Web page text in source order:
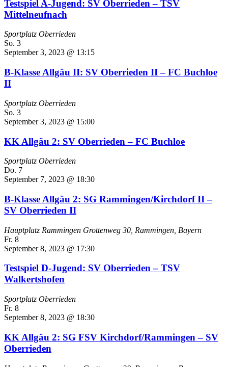
Testspiel A-Jugend: SV Oberrieden – TSV
Mittelneufnach
Sportplatz Oberrieden
So. 3
September 3, 2023 @ 13:15
B-Klasse Allgäu II: SV Oberrieden II – FC Buchloe
II
Sportplatz Oberrieden
So. 3
September 3, 2023 @ 15:00
KK Allgäu 2: SV Oberrieden – FC Buchloe
Sportplatz Oberrieden
Do. 7
September 7, 2023 @ 18:30
B-Klasse Allgäu 2: SG Rammingen/Kirchdorf II –
SV Oberrieden II
Hauptplatz Rammingen Grottenweg 30, Rammingen, Bayern
Fr. 8
September 8, 2023 @ 17:30
Testspiel D-Jugend: SV Oberrieden – TSV
Walkertshofen
Sportplatz Oberrieden
Fr. 8
September 8, 2023 @ 18:30
KK Allgäu 2: SG FSV Kirchdorf/Rammingen – SV
Oberrieden